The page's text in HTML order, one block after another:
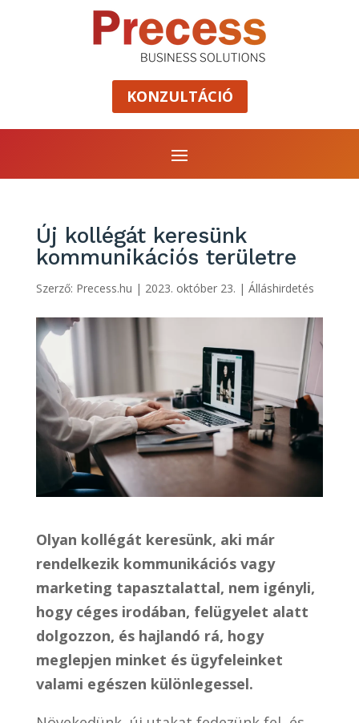
KONZULTÁCIÓ
Új kollégát keresünk
kommunikációs területre
Szerző: Precess.hu | 2023. október 23. | Álláshirdetés
Olyan kollégát keresünk, aki már
rendelkezik kommunikációs vagy
marketing tapasztalattal, nem igényli,
hogy céges irodában, felügyelet alatt
dolgozzon, és hajlandó rá, hogy
meglepjen minket és ügyfeleinket
valami egészen különlegessel.